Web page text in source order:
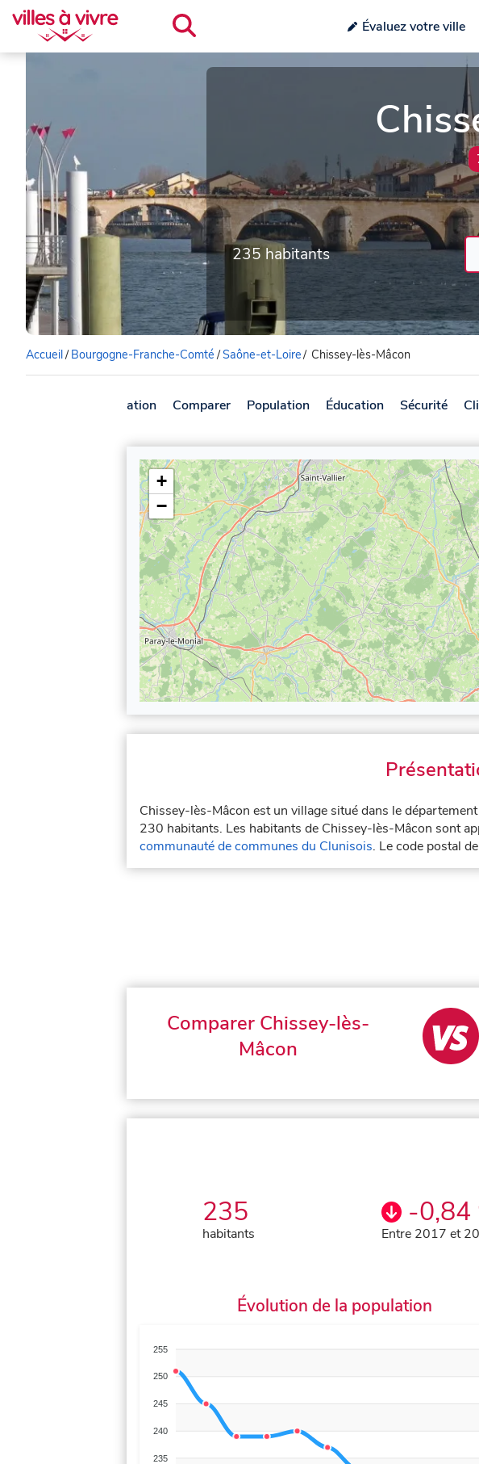
Évaluez votre ville
235 habitants
Accueil/ Bourgogne-Franche-Comté/Saône-et-Loire/ Chissey-lès-Mâcon
Présentation Comparer Population Éducation Sécurité
+
−
Chissey-lès-Mâcon est un village situé dans le département
230 habitants. Les habitants de Chissey-lès-Mâcon sont
communauté de communes du Clunisois. Le code postal
Comparer Chissey-lès-
Mâcon
235
habitants
-0,84
Entre 2017 et
Évolution de la population
255
250
245
240
235